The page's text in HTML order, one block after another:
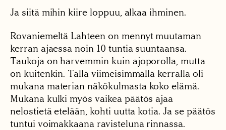
Ja siitä mihin kiire loppuu, alkaa ihminen.
Rovaniemeltä Lahteen on mennyt muutaman
kerran ajaessa noin 10 tuntia suuntaansa.
Taukoja on harvemmin kuin ajoporolla, mutta
on kuitenkin. Tällä viimeisimmällä kerralla oli
mukana materian näkökulmasta koko elämä.
Mukana kulki myös vaikea päätös ajaa
nelostietä etelään, kohti uutta kotia. Ja se päätös
tuntui voimakkaana ravisteluna rinnassa.